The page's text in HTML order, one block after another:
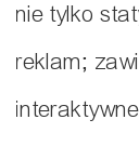
nie tylko
reklam;